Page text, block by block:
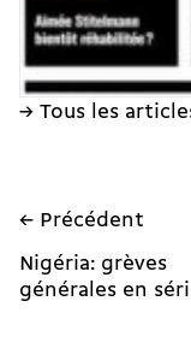
→ Tous les
← Précédent
Nigéria: grèves
générales en